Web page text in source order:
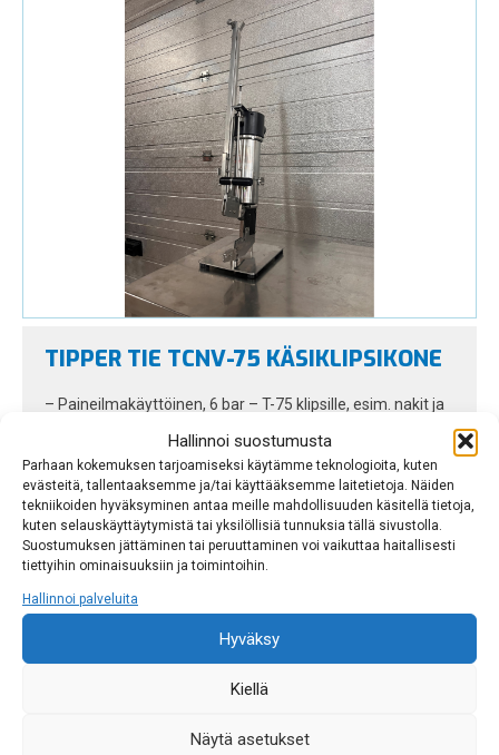
Hallinnoi suostumusta
Parhaan kokemuksen tarjoamiseksi käytämme teknologioita, kuten
evästeitä, tallentaaksemme ja/tai käyttääksemme laitetietoja. Näiden
tekniikoiden hyväksyminen antaa meille mahdollisuuden käsitellä tietoja,
kuten selauskäyttäytymistä tai yksilöllisiä tunnuksia tällä sivustolla.
Suostumuksen jättäminen tai peruuttaminen voi vaikuttaa haitallisesti
tiettyihin ominaisuuksiin ja toimintoihin.
Hallinnoi palveluita
Hyväksy
Kiellä
Näytä asetukset
TIPPER TIE TCNV-75 KÄSIKLIPSIKONE
– Paineilmakäyttöinen, 6 bar – T-75 klipsille, esim. nakit ja